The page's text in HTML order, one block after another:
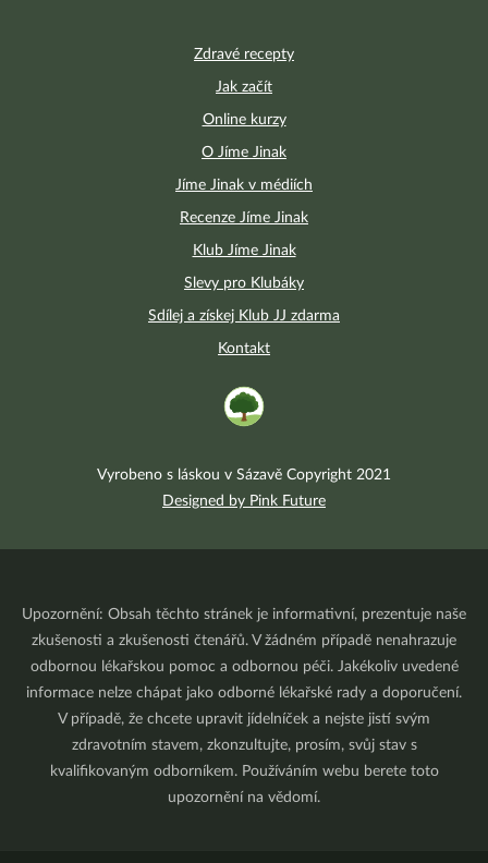
Zdravé recepty
Jak začít
Online kurzy
O Jíme Jinak
Jíme Jinak v médiích
Recenze Jíme Jinak
Klub Jíme Jinak
Slevy pro Klubáky
Sdílej a získej Klub JJ zdarma
Kontakt
Vyrobeno s láskou v Sázavě Copyright 2021
Designed by Pink Future
Upozornění: Obsah těchto stránek je informativní, prezentuje naše
zkušenosti a zkušenosti čtenářů. V žádném případě nenahrazuje
odbornou lékařskou pomoc a odbornou péči. Jakékoliv uvedené
informace nelze chápat jako odborné lékařské rady a doporučení.
V případě, že chcete upravit jídelníček a nejste jistí svým
zdravotním stavem, zkonzultujte, prosím, svůj stav s
kvalifikovaným odborníkem. Používáním webu berete toto
upozornění na vědomí.